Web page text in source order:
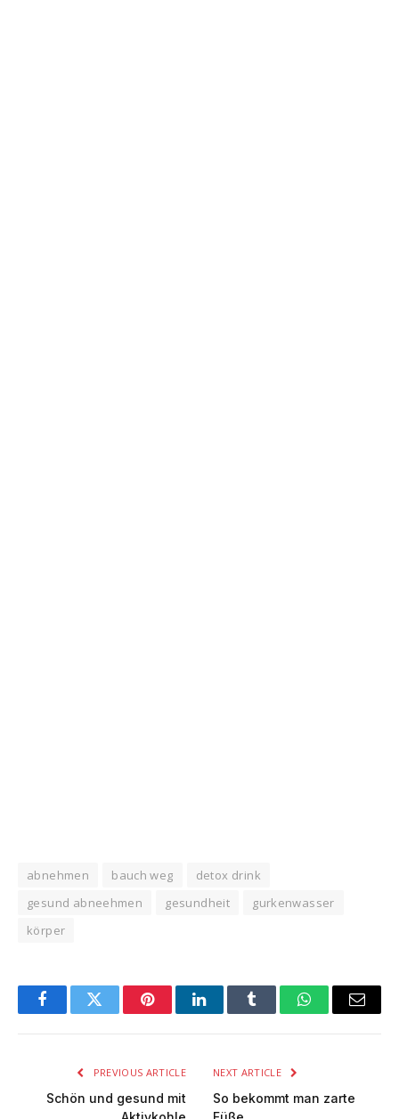
abnehmen bauch weg
detox drink
gesund abneehmen
gesundheit
gurkenwasser
körper
FacebookTwitter PinterestLinkedInTumblr WhatsAppEmail
PREVIOUS ARTICLE
Schön und gesund mit
NEXT ARTICLE
So bekommt man zarte